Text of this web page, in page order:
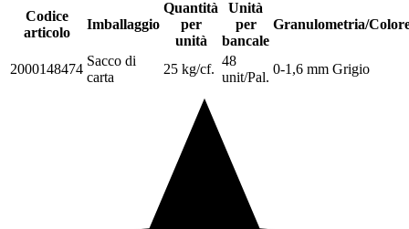
Codice
articolo
Imballaggio
Quantità
per
unità
Unità
per
bancale
Granulometria/
2000148474
Sacco di
carta
25 kg/cf.
48
unit/Pal.
0-1,6 mm Grigio